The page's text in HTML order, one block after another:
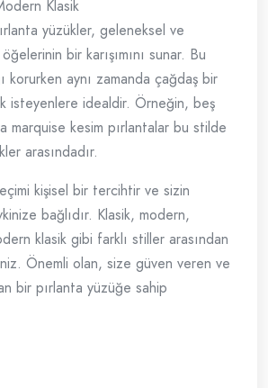
Klasik
yüzükler, geleneksel ve
bir karışımını sunar. Bu
korurken aynı zamanda çağdaş bir
isteyenlere idealdir. Örneğin, beş
marquise kesim pırlantalar bu stilde
arasındadır.
kişisel bir tercihtir ve sizin
bağlıdır. Klasik, modern,
klasik gibi farklı stiller arasından
Önemli olan, size güven veren ve
bir pırlanta yüzüğe sahip